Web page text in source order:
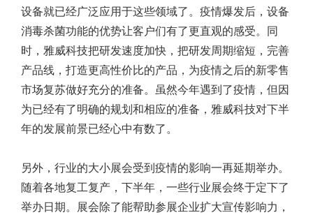
设备就已经广泛应用于这些领域了。疫情爆发后，设备
消毒杀菌功能的优势让客户们有了更直观的感受。同
时，雅威科技把研发速度加快，把研发周期缩短，完善
产品线，打造更高性价比的产品，为疫情之后的新零售
市场复苏做好充分的准备。虽然今年遇到了疫情，但因
为已经有了明确的规划和相应的准备，雅威科技对下半
年的发展前景已经心中有数了。
另外，行业的大小展会受到疫情的影响一再延期举办。
随着各地复工复产，下半年，一些行业展会终于定下了
举办日期。展会除了能帮助参展企业扩大宣传影响力，